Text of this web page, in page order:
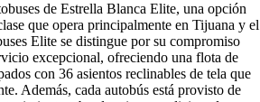
de Estrella Blanca Elite, una opción
que opera principalmente en Tijuana y el
Elite se distingue por su compromiso
excepcional, ofreciendo una flota de
con 36 asientos reclinables de tela que
Además, cada autobús está provisto de